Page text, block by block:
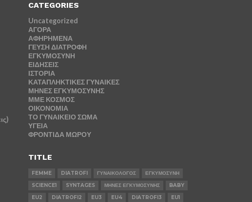
CATEGORIES
Uncategorized
ΑΓΟΡΑ
ΑΦΗΡΗΜΕΝΑ
ΓΕΥΣΗ ΔΙΑΤΡΟΦΗ
ΕΓΚΥΜΟΣΥΝΗ
ΕΙΔΗΣΕΙΣ
ΙΣΤΟΡΙΑ
ΚΑΤΑΠΛΗΚΤΙΚΕΣ ΓΥΝΑΙΚΕΣ
ΜΗΝΕΣ ΕΓΚΥΜΟΣΥΝΗΣ
ΜΜΕ ΚΟΣΜΟΣ
ΟΙΚΟΝΟΜΙΑ
ΤΟ ΓΥΝΑΙΚΕΙΟ ΣΩΜΑ
ΥΓΕΙΑ
ΦΡΟΝΤΙΔΑ ΜΩΡΟΥ
TITLE
FEMME DIATROFI ΓΥΝΑΙΚΟΛΟΓΟΣ
ΕΓΚΥΜΟΣΥΝΗ
SCIENCE1
SYNTAGES ΜΗΝΕΣ ΕΓΚΥΜΟΣΥΝΗΣ
BABY
EU2
DIATROFI2 EU3 EU4 DIATROFI3
EU1